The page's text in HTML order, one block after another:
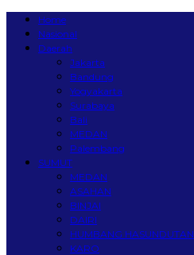
Home
Nasional
Daerah
Jakarta
Bandung
Yogyakarta
Surabaya
Bali
MEDAN
Palembang
SUMUT
MEDAN
ASAHAN
BINJAI
DAIRI
HUMBANG HASUNDUTAN
KARO